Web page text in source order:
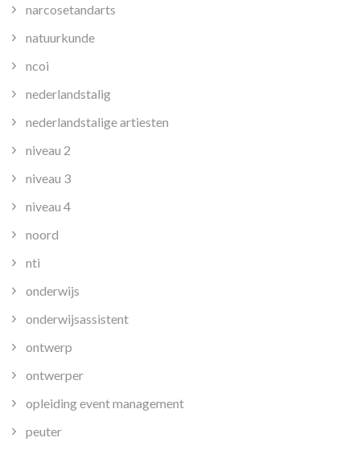
narcosetandarts
natuurkunde
ncoi
nederlandstalig
nederlandstalige artiesten
niveau 2
niveau 3
niveau 4
noord
nti
onderwijs
onderwijsassistent
ontwerp
ontwerper
opleiding event management
peuter